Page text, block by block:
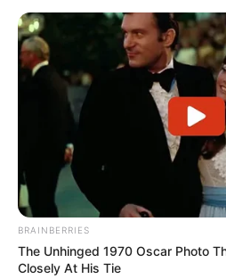
BRAINBERRIES
The Unhinged 1970 Oscar Photo
Closely At His Tie